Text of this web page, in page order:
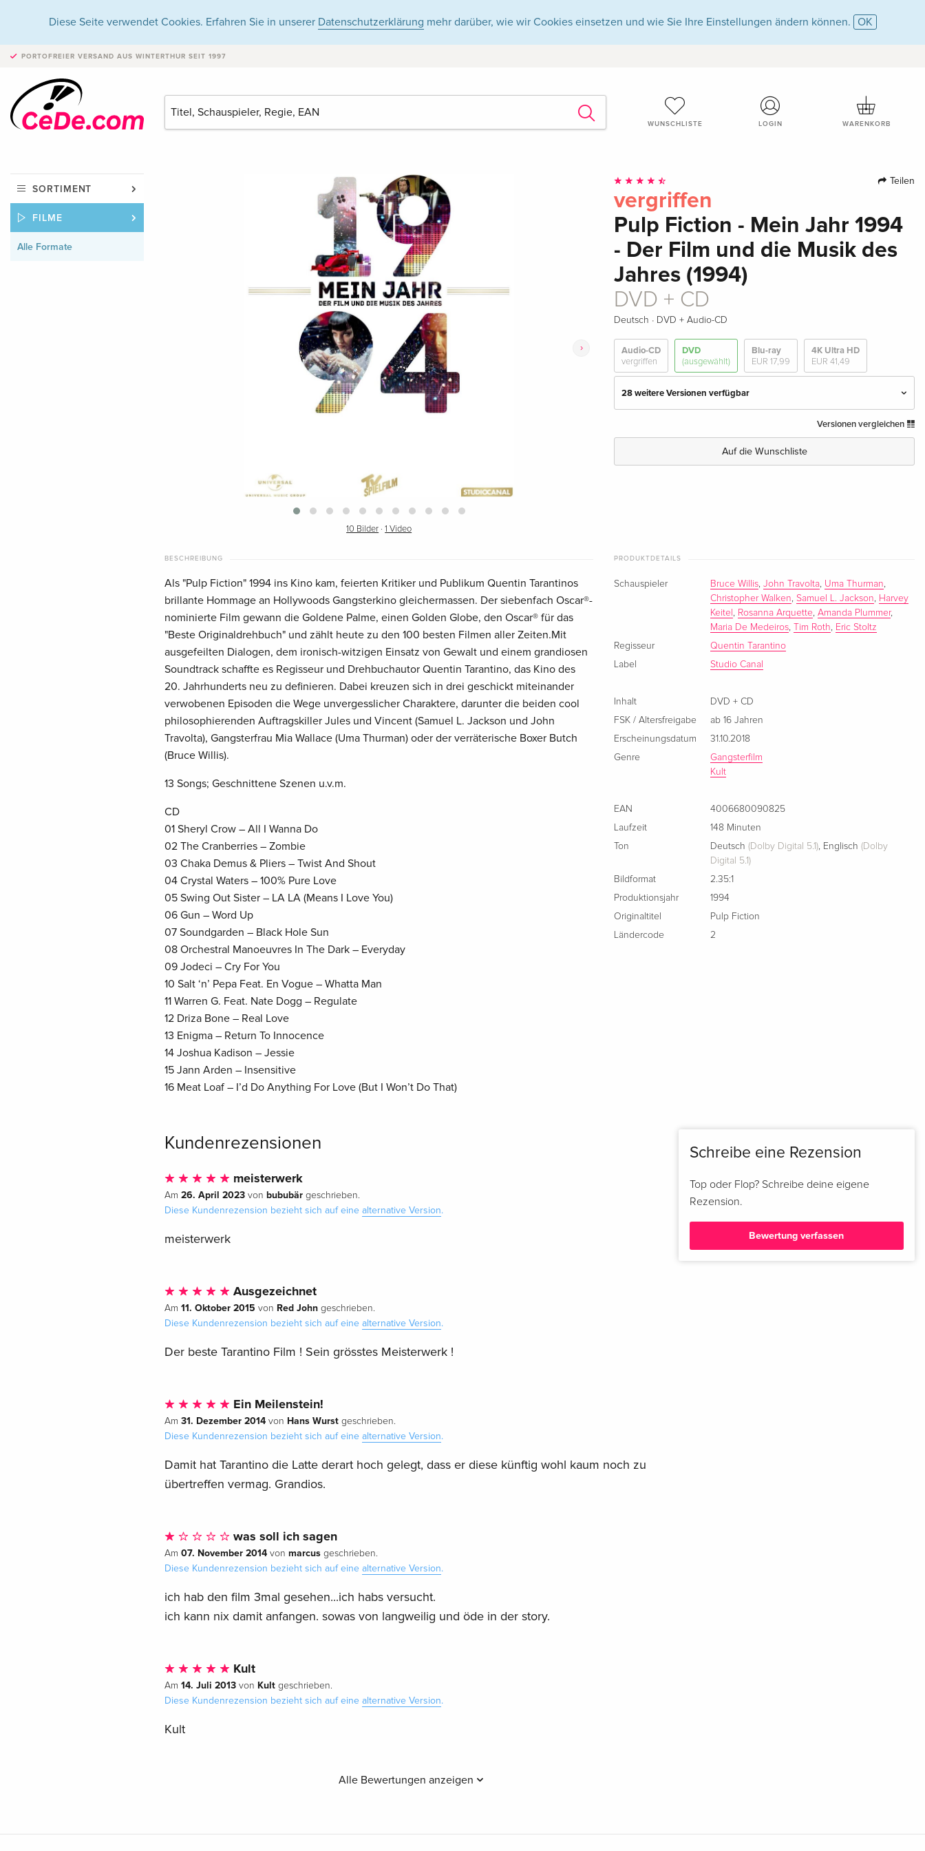
Diese Seite verwendet Cookies. Erfahren Sie in unserer Datenschutzerklärung mehr darüber, wie wir Cookies einsetzen und wie Sie Ihre Einstellungen ändern können. OK
PORTOFREIER VERSAND AUS WINTERTHUR SEIT 1997
WUNSCHLISTE LOGIN WARENKORB
SORTIMENT
FILME
Alle Formate
›
10 Bilder ·1 Video
Teilen
vergriffen
Pulp Fiction - Mein Jahr 1994
- Der Film und die Musik des
Jahres (1994)
DVD + CD
Deutsch · DVD + Audio-CD
Audio-CD
vergriffen
DVD
(ausgewählt)
Blu-ray
EUR 17,99
4K Ultra HD
EUR 41,49
28 weitere Versionen verfügbar
Deutsch
EUR 17,99
Deutsch
vergriffen
DVD + CD — (ausgewählt)
Deutsch
Limited Collector's Edition, Mediabook, Uncut,
Mediabook, Blu-ray + DVD
Deutsch
Standard Edition
Englisch · UK Version
Collector's Edition, 2 DVDs
Englisch · UK Version
Französisch
Versionen vergleichen
Auf die Wunschliste
BESCHREIBUNG
Als "Pulp Fiction" 1994 ins Kino kam, feierten Kritiker und Publikum Quentin Tarantinos
brillante Hommage an Hollywoods Gangsterkino gleichermassen. Der siebenfach Oscar®-
nominierte Film gewann die Goldene Palme, einen Golden Globe, den Oscar® für das
"Beste Originaldrehbuch" und zählt heute zu den 100 besten Filmen aller Zeiten.Mit
ausgefeilten Dialogen, dem ironisch-witzigen Einsatz von Gewalt und einem grandiosen
Soundtrack schaffte es Regisseur und Drehbuchautor Quentin Tarantino, das Kino des
20. Jahrhunderts neu zu definieren. Dabei kreuzen sich in drei geschickt miteinander
verwobenen Episoden die Wege unvergesslicher Charaktere, darunter die beiden cool
philosophierenden Auftragskiller Jules und Vincent (Samuel L. Jackson und John
Travolta), Gangsterfrau Mia Wallace (Uma Thurman) oder der verräterische Boxer Butch
(Bruce Willis).
13 Songs; Geschnittene Szenen u.v.m.
CD
01 Sheryl Crow – All I Wanna Do
02 The Cranberries – Zombie
03 Chaka Demus & Pliers – Twist And Shout
04 Crystal Waters – 100% Pure Love
05 Swing Out Sister – LA LA (Means I Love You)
06 Gun – Word Up
07 Soundgarden – Black Hole Sun
08 Orchestral Manoeuvres In The Dark – Everyday
09 Jodeci – Cry For You
10 Salt ‘n’ Pepa Feat. En Vogue – Whatta Man
11 Warren G. Feat. Nate Dogg – Regulate
12 Driza Bone – Real Love
13 Enigma – Return To Innocence
14 Joshua Kadison – Jessie
15 Jann Arden – Insensitive
16 Meat Loaf – I’d Do Anything For Love (But I Won’t Do That)
PRODUKTDETAILS
Schauspieler Bruce Willis,John Travolta, Uma Thurman,
Christopher Walken,Samuel L. Jackson, Harvey
Keitel , Rosanna Arquette,Amanda Plummer,
Maria De Medeiros, Tim Roth, Eric Stoltz
Regisseur
Quentin Tarantino
Label
Studio Canal
Inhalt
DVD + CD
FSK / Altersfreigabe
ab 16 Jahren
Erscheinungsdatum
31.10.2018
Genre
Gangsterfilm
Kult
EAN
4006680090825
Laufzeit
148 Minuten
Ton
Deutsch (Dolby Digital 5.1), Englisch (Dolby
Digital 5.1)
Bildformat
2.35:1
Produktionsjahr
1994
Originaltitel
Pulp Fiction
Ländercode
2
Kundenrezensionen
meisterwerk
Am 26. April 2023von bububärgeschrieben.
Diese Kundenrezension bezieht sich auf eine alternative Version.
meisterwerk
Ausgezeichnet
Am 11. Oktober 2015 von Red Johngeschrieben.
Diese Kundenrezension bezieht sich auf eine alternative Version.
Der beste Tarantino Film ! Sein grösstes Meisterwerk !
Ein Meilenstein!
Am 31. Dezember 2014von Hans Wurstgeschrieben.
Diese Kundenrezension bezieht sich auf eine alternative Version.
Damit hat Tarantino die Latte derart hoch gelegt, dass er diese künftig wohl kaum noch zu
übertreffen vermag. Grandios.
was soll ich sagen
Am 07. November 2014von marcusgeschrieben.
Diese Kundenrezension bezieht sich auf eine alternative Version.
ich hab den film 3mal gesehen...ich habs versucht.
ich kann nix damit anfangen. sowas von langweilig und öde in der story.
Kult
Am 14. Juli 2013von Kultgeschrieben.
Diese Kundenrezension bezieht sich auf eine alternative Version.
Kult
Alle Bewertungen anzeigen
Schreibe eine Rezension
Top oder Flop? Schreibe deine eigene
Rezension.
Bewertung verfassen